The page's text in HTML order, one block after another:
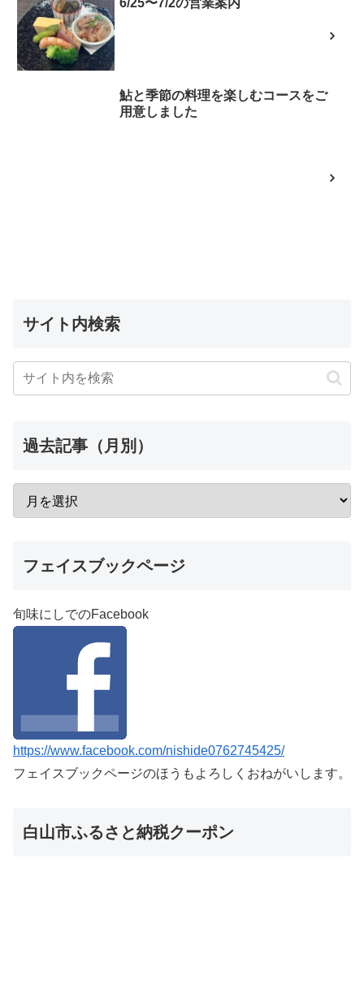
6/25〜7/2の営業案内
鮎と季節の料理を楽しむコースをご
用意しました
サイト内検索
過去記事（月別）
フェイスブックページ
旬味にしでのFacebook
https://www.facebook.com/nishide0762745425/
フェイスブックページのほうもよろしくおねがいします。
白山市ふるさと納税クーポン